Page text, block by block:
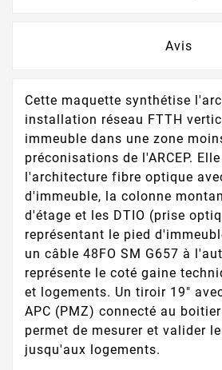
Avis
Cette maquette synthétise
installation réseau FTTH
immeuble dans une zone
préconisations de l'ARCEP.
l'architecture fibre optique
d'immeuble, la colonne
d'étage et les DTIO (prise
représentant le pied
un câble 48FO SM G657 à
représente le coté gaine
et logements. Un tiroir 19"
APC (PMZ) connecté au
permet de mesurer et valider
jusqu'aux logements.